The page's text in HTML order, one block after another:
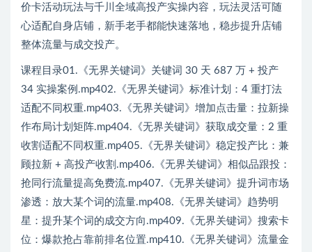
价卡活动玩法与千川全域高投产实操内容，玩法灵活可随
心适配自身店铺，新手老手都能快速落地，稳步提升店铺
整体流量与成交投产。
课程目录01.《无界关键词》关键词 30 天 687 万 + 投产
34 实操案例.mp402.《无界关键词》标准计划：4 重打法
适配不同权重.mp403.《无界关键词》增加点击量：拉新操
作布局计划矩阵.mp404.《无界关键词》获取成交量：2 重
收割适配不同权重.mp405.《无界关键词》稳定投产比：兼
顾拉新 + 高投产收割.mp406.《无界关键词》相似品跟投：
抢同行流量提高免费流.mp407.《无界关键词》提升词市场
渗透：放大某个词的流量.mp408.《无界关键词》趋势明
星：提升某个词的成交方向.mp409.《无界关键词》搜索卡
位：爆款抢占靠前排名位置.mp410.《无界关键词》流量金